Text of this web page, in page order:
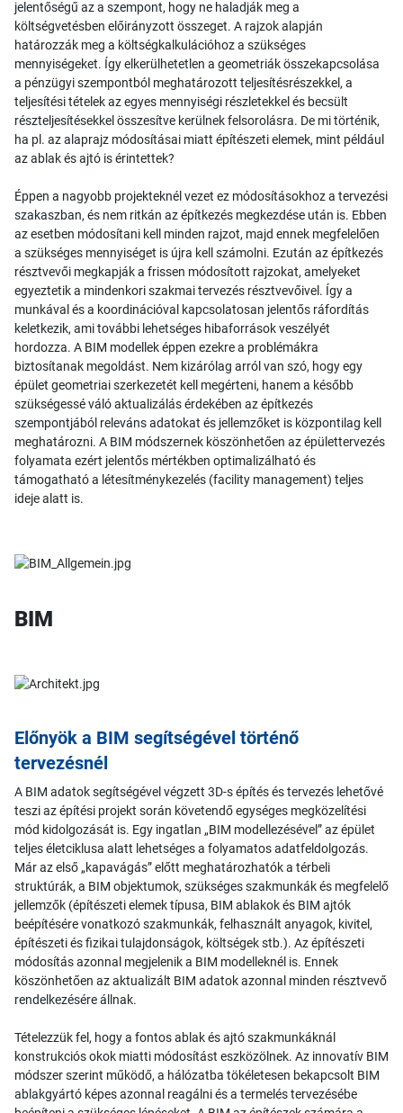
jelentőségű az a szempont, hogy ne haladják meg a
költségvetésben előirányzott összeget. A rajzok alapján
határozzák meg a költségkalkulációhoz a szükséges
mennyiségeket. Így elkerülhetetlen a geometriák összekapcsolása
a pénzügyi szempontból meghatározott teljesítésrészekkel, a
teljesítési tételek az egyes mennyiségi részletekkel és becsült
részteljesítésekkel összesítve kerülnek felsorolásra. De mi történik,
ha pl. az alaprajz módosításai miatt építészeti elemek, mint például
az ablak és ajtó is érintettek?
Éppen a nagyobb projekteknél vezet ez módosításokhoz a tervezési
szakaszban, és nem ritkán az építkezés megkezdése után is. Ebben
az esetben módosítani kell minden rajzot, majd ennek megfelelően
a szükséges mennyiséget is újra kell számolni. Ezután az építkezés
résztvevői megkapják a frissen módosított rajzokat, amelyeket
egyeztetik a mindenkori szakmai tervezés résztvevőivel. Így a
munkával és a koordinációval kapcsolatosan jelentős ráfordítás
keletkezik, ami további lehetséges hibaforrások veszélyét
hordozza. A BIM modellek éppen ezekre a problémákra
biztosítanak megoldást. Nem kizárólag arról van szó, hogy egy
épület geometriai szerkezetét kell megérteni, hanem a később
szükségessé váló aktualizálás érdekében az építkezés
szempontjából releváns adatokat és jellemzőket is központilag kell
meghatározni. A BIM módszernek köszönhetően az épülettervezés
folyamata ezért jelentős mértékben optimalizálható és
támogatható a létesítménykezelés (facility management) teljes
ideje alatt is.
BIM
Előnyök a BIM segítségével történő
tervezésnél
A BIM adatok segítségével végzett 3D-s építés és tervezés lehetővé
teszi az építési projekt során követendő egységes megközelítési
mód kidolgozását is. Egy ingatlan „BIM modellezésével” az épület
teljes életciklusa alatt lehetséges a folyamatos adatfeldolgozás.
Már az első „kapavágás” előtt meghatározhatók a térbeli
struktúrák, a BIM objektumok, szükséges szakmunkák és megfelelő
jellemzők (építészeti elemek típusa, BIM ablakok és BIM ajtók
beépítésére vonatkozó szakmunkák, felhasznált anyagok, kivitel,
építészeti és fizikai tulajdonságok, költségek stb.). Az építészeti
módosítás azonnal megjelenik a BIM modelleknél is. Ennek
köszönhetően az aktualizált BIM adatok azonnal minden résztvevő
rendelkezésére állnak.
Tételezzük fel, hogy a fontos ablak és ajtó szakmunkáknál
konstrukciós okok miatti módosítást eszközölnek. Az innovatív BIM
módszer szerint működő, a hálózatba tökéletesen bekapcsolt BIM
ablakgyártó képes azonnal reagálni és a termelés tervezésébe